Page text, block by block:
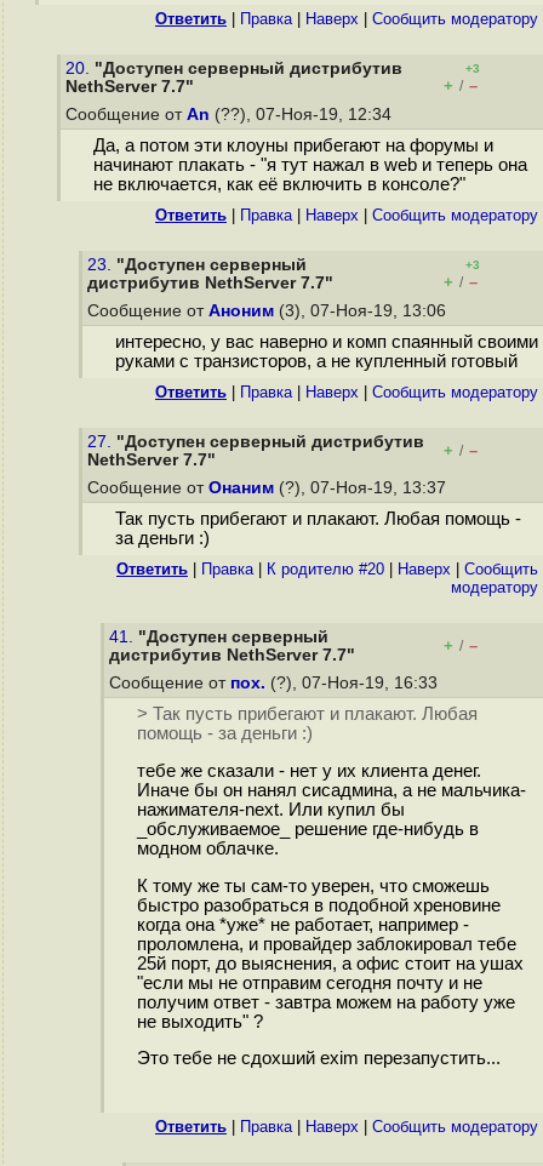
Ответить Правка| Наверх Cообщить модератору
20. "Доступен серверный дистрибутив
NethServer 7.7"
+3
+ / –
Сообщение от An (??), 07-Ноя-19, 12:34
Да, а потом эти клоуны прибегают на форумы и
начинают плакать - "я тут нажал в web и теперь она
не включается, как её включить в консоле?"
Ответить Правка| Наверх Cообщить модератору
23. "Доступен серверный
дистрибутив NethServer 7.7"
+3
+ / –
Сообщение от Аноним (3), 07-Ноя-19, 13:06
интересно, у вас наверно и комп спаянный своими
руками с транзисторов, а не купленный готовый
Ответить Правка| Наверх Cообщить модератору
27. "Доступен серверный дистрибутив
NethServer 7.7"
+ / –
Сообщение от Онаним (?), 07-Ноя-19, 13:37
Так пусть прибегают и плакают. Любая помощь -
за деньги :)
Ответить Правка| К родителю #20 Наверх
Cообщить
модератору
41. "Доступен серверный
дистрибутив NethServer 7.7"
+ / –
Сообщение от пох. (?), 07-Ноя-19, 16:33
> Так пусть прибегают и плакают. Любая
помощь - за деньги :)
тебе же сказали - нет у их клиента денег.
Иначе бы он нанял сисадмина, а не мальчика-
нажимателя-next. Или купил бы
_обслуживаемое_ решение где-нибудь в
модном облачке.
К тому же ты сам-то уверен, что сможешь
быстро разобраться в подобной хреновине
когда она *уже* не работает, например -
проломлена, и провайдер заблокировал тебе
25й порт, до выяснения, а офис стоит на ушах
"если мы не отправим сегодня почту и не
получим ответ - завтра можем на работу уже
не выходить" ?
Это тебе не сдохший exim перезапустить...
Ответить Правка| Наверх Cообщить модератору